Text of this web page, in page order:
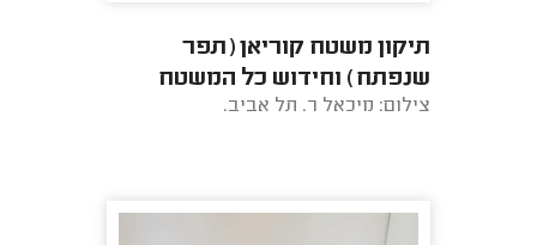
תיקון משטח קוריאן (תפר
שנפתח) וחידוש כל המשטח
קוריאן המותקן במטבח (כולל
צילום: מיכאל ר. תל אביב.